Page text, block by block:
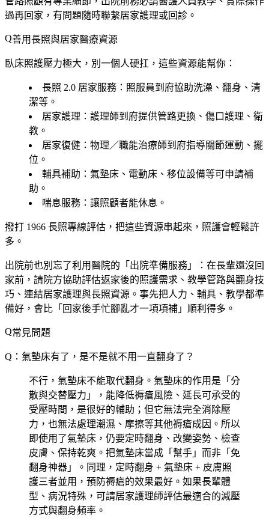
過再回家，有問題隨時聯繫居家護理或回診。
善用長照與居家醫療資源
臥床照護壓力極大，別一個人硬扛，這些資源能幫你：
長照 2.0 居家服務 ：照服員到府協助洗澡、翻身、清
潔等。
居家護理 ：護理師到府提供管路更換、傷口護理、衛
教。
居家復健 ：物理／職能治療師到府指導關節運動、擺
位。
輔具補助 ：氣墊床、電動床、移位設備等可申請補
助。
喘息服務 ：讓照顧者能休息。
撥打 1966 長照專線評估，把這些資源串起來，照護會輕鬆許
多。
出院前也別忘了利用醫院的「出院準備服務」：在長輩還沒回
家前，請院方協助評估返家後的照護需求、教學管路與翻身技
巧、連結居家護理與長照資源。事先把人力、輔具、教學都準
備好，會比「回家後手忙腳亂才一項項補」順利得多。
常見問題
Q：氣墊床有了，是不是就不用一直翻身了？
不行，氣墊床不能取代翻身。氣墊床的作用是「分
散與交替壓力」，能降低褥瘡風險、延長可承受的
受壓時間，是很好的輔助；但它無法完全消除壓
力，也無法處理潮濕、摩擦等其他褥瘡成因。所以
即使用了氣墊床，仍要定時翻身、改變姿勢、檢查
皮膚、保持乾爽。把氣墊床當成「幫手」而非「免
翻身神器」。同理，定時翻身 + 氣墊床 + 皮膚照
護三者並用，預防褥瘡的效果最好。如果長輩體
型、病況特殊，可請居家護理師評估最適合的減壓
方式與翻身頻率。